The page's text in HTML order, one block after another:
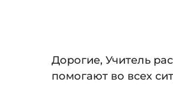
Дорогие, Учитель
помогают во всех